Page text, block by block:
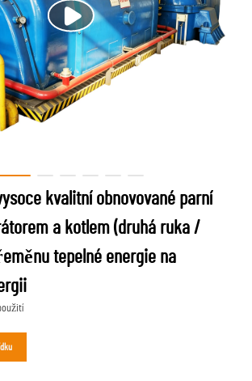
kvalitní obnovované parní
a kotlem (druhá ruka /
tepelné energie na